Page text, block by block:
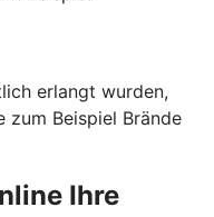
erlangt wurden,
zum Beispiel Brände
Ihre